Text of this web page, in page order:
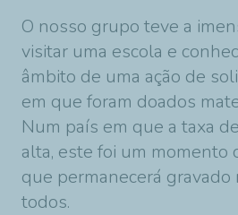
O nosso grupo teve a
visitar uma escola e
âmbito de uma ação de
em que foram doados
Num país em que a taxa
alta, este foi um momento
que permanecerá gravado
todos.